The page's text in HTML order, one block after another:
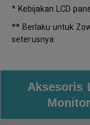
* Kebijakan LCD
** Berlaku untuk
seterusnya.
Aksesoris
Monitor